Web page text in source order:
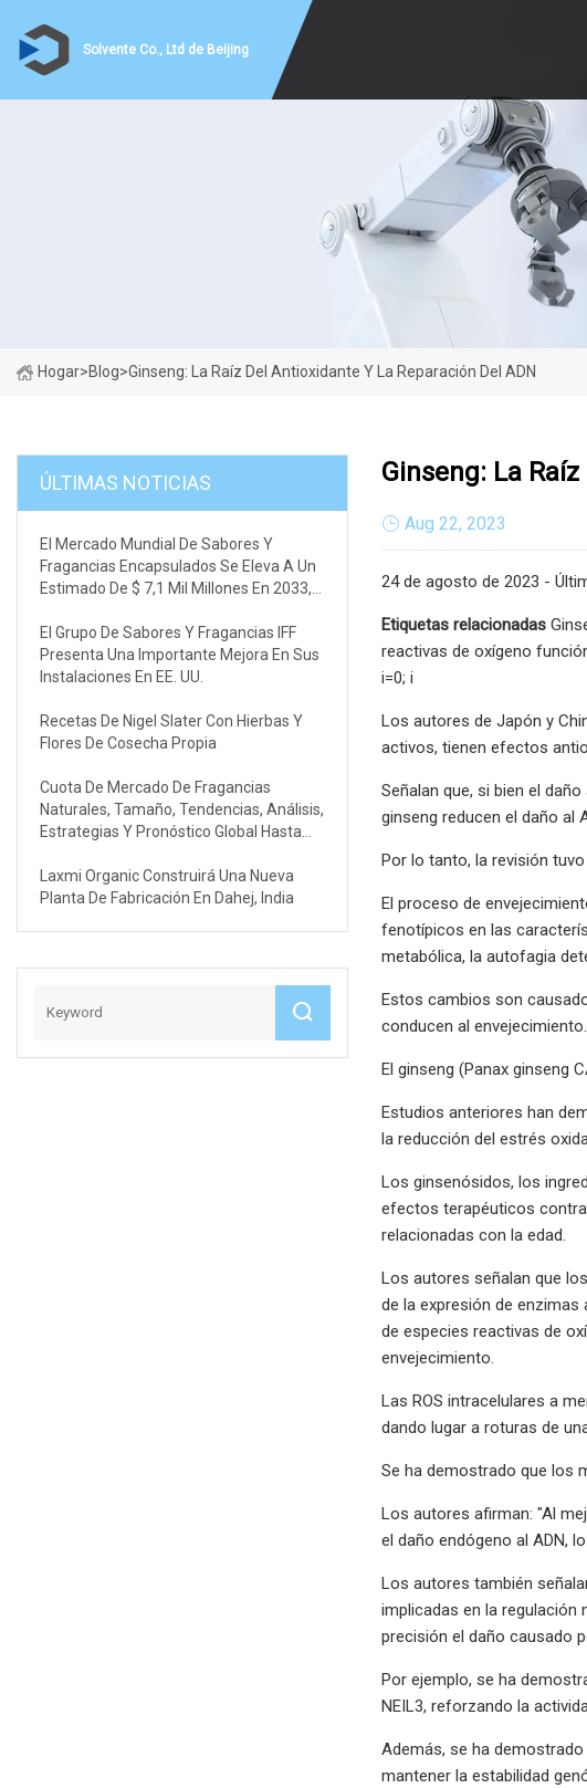
Solvente Co., Ltd de Beijing
Hogar>Blog>Ginseng: La Raíz Del Antioxidante Y La Reparación Del ADN
ÚLTIMAS NOTICIAS
El Mercado Mundial De Sabores Y
Fragancias Encapsulados Se Eleva A Un
Estimado De $ 7,1 Mil Millones En 2033,
Crecimiento Y Tendencias De La
Industria
El Grupo De Sabores Y Fragancias IFF
Presenta Una Importante Mejora En Sus
Instalaciones En EE. UU.
Recetas De Nigel Slater Con Hierbas Y
Flores De Cosecha Propia
Cuota De Mercado De Fragancias
Naturales, Tamaño, Tendencias, Análisis,
Estrategias Y Pronóstico Global Hasta
Laxmi Organic Construirá Una Nueva
Planta De Fabricación En Dahej, India
Ginseng: La
Aug 22, 2023
24 de agosto de 2023 -
Etiquetas relacionadas
reactivas de oxígeno
i=0; i
Los autores de Japón y
activos, tienen efectos
Señalan que, si bien el
ginseng reducen el daño al
Por lo tanto, la revisión
El proceso de
fenotípicos en las
metabólica, la autofagia
Estos cambios son
conducen al envejecimiento.
El ginseng (Panax ginseng
Estudios anteriores han
la reducción del estrés
Los ginsenósidos, los
efectos terapéuticos contra
relacionadas con la edad.
Los autores señalan que
de la expresión de
de especies reactivas de
envejecimiento.
Las ROS intracelulares a
dando lugar a roturas de
Se ha demostrado que los
Los autores afirman: "Al
el daño endógeno al ADN,
Los autores también
implicadas en la regulación
precisión el daño causado
Por ejemplo, se ha
NEIL3, reforzando la
Además, se ha
mantener la estabilidad